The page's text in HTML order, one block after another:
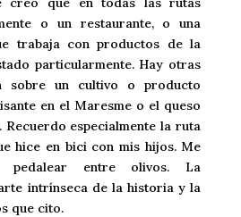
o un restaurante, o una
trabaja con productos de la
particularmente. Hay otras
sobre un cultivo o producto
en el Maresme o el queso
Recuerdo especialmente la ruta
hice en bici con mis hijos. Me
pedalear entre olivos. La
intrínseca de la historia y la
que cito.